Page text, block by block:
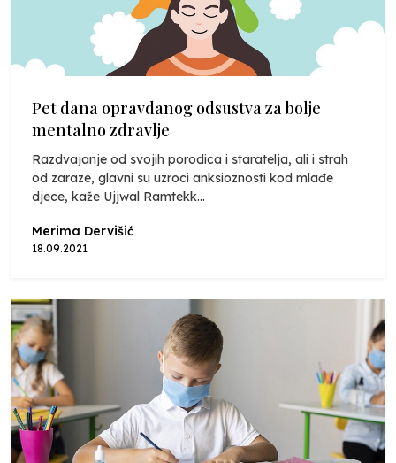
Pet dana opravdanog odsustva za bolje
mentalno zdravlje
Razdvajanje od svojih porodica i staratelja, ali i strah
od zaraze, glavni su uzroci anksioznosti kod mlađe
djece, kaže Ujjwal Ramtekk...
Merima Dervišić
18.09.2021